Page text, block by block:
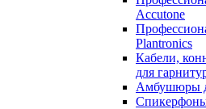
Accutone
Plantronics
Кабели,
для
Амбушюры